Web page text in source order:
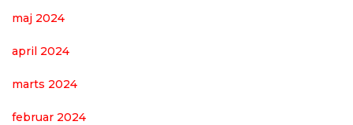
maj 2024
april 2024
marts 2024
februar 2024